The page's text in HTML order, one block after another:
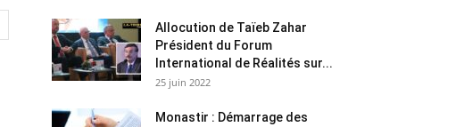
Allocution de Taïeb Zahar
Président du Forum
International de Réalités sur...
25 juin 2022
Monastir : Démarrage des